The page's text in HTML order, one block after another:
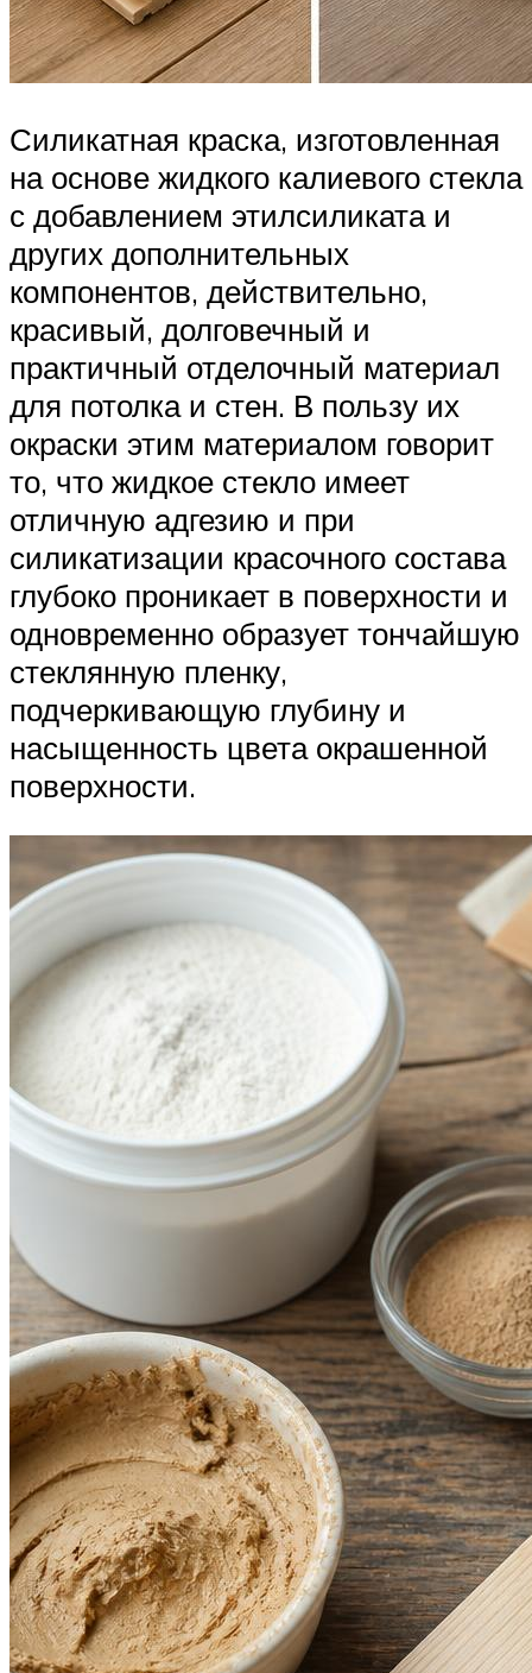
Силикатная краска, изготовленная
на основе жидкого калиевого стекла
с добавлением этилсиликата и
других дополнительных
компонентов, действительно,
красивый, долговечный и
практичный отделочный материал
для потолка и стен. В пользу их
окраски этим материалом говорит
то, что жидкое стекло имеет
отличную адгезию и при
силикатизации красочного состава
глубоко проникает в поверхности и
одновременно образует тончайшую
стеклянную пленку,
подчеркивающую глубину и
насыщенность цвета окрашенной
поверхности.